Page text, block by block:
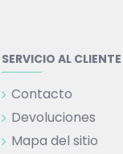
SERVICIO AL CLIENTE
Contacto
Devoluciones
Mapa del sitio